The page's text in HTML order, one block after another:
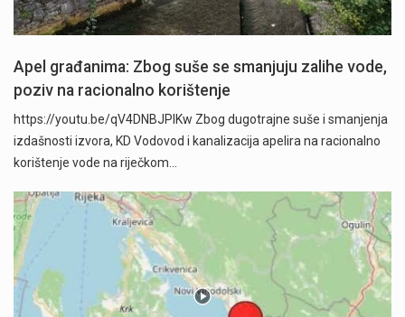
Apel građanima: Zbog suše se smanjuju zalihe vode,
poziv na racionalno korištenje
https://youtu.be/qV4DNBJPlKw Zbog dugotrajne suše i smanjenja
izdašnosti izvora, KD Vodovod i kanalizacija apelira na racionalno
korištenje vode na riječkom…